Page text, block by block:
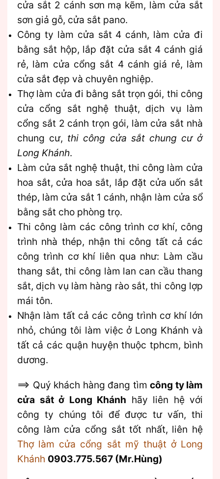
cửa sắt 2 cánh sơn mạ kẽm, làm cửa sắt
sơn giả gỗ, cửa sắt pano.
Công ty làm cửa sắt 4 cánh, làm cửa đi
bằng sắt hộp, lắp đặt cửa sắt 4 cánh giá
rẻ, làm cửa cổng sắt 4 cánh giá rẻ, làm
cửa sắt đẹp và chuyên nghiệp.
Thợ làm cửa đi bằng sắt trọn gói, thi công
cửa cổng sắt nghệ thuật, dịch vụ làm
cổng sắt 2 cánh trọn gói, làm cửa sắt nhà
chung cư, thi công cửa sắt chung cư ở
Long Khánh.
Làm cửa sắt nghệ thuật, thi công làm cửa
hoa sắt, cửa hoa sắt, lắp đặt cửa uốn sắt
thép, làm cửa sắt 1 cánh, nhận làm cửa sổ
bằng sắt cho phòng trọ.
Thi công làm các công trình cơ khí, công
trình nhà thép, nhận thi công tất cả các
công trình cơ khí liên qua như: Làm cầu
thang sắt, thi công làm lan can cầu thang
sắt, dịch vụ làm hàng rào sắt, thi công lợp
mái tôn.
Nhận làm tất cả các công trình cơ khí lớn
nhỏ, chúng tôi làm việc ở Long Khánh và
tất cả các quận huyện thuộc tphcm, bình
dương.
==> Quý khách hàng đang tìm công ty làm
cửa sắt ở Long Khánh hãy liên hệ với
công ty chúng tôi để được tư vấn, thi
công làm cửa cổng sắt tốt nhất, liên hệ
Thợ làm cửa cổng sắt mỹ thuật ở Long
Khánh 0903.775.567 (Mr.Hùng)